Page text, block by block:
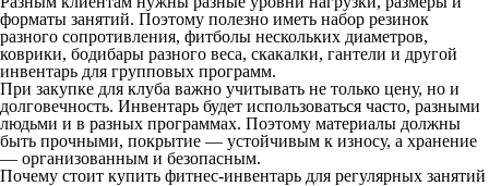
форматы занятий. Поэтому полезно иметь набор резинок
разного сопротивления, фитболы нескольких диаметров,
коврики, бодибары разного веса, скакалки, гантели и другой
инвентарь для групповых программ.
При закупке для клуба важно учитывать не только цену, но и
долговечность. Инвентарь будет использоваться часто, разными
людьми и в разных программах. Поэтому материалы должны
быть прочными, покрытие — устойчивым к износу, а хранение
— организованным и безопасным.
Почему стоит купить фитнес-инвентарь для регулярных занятий